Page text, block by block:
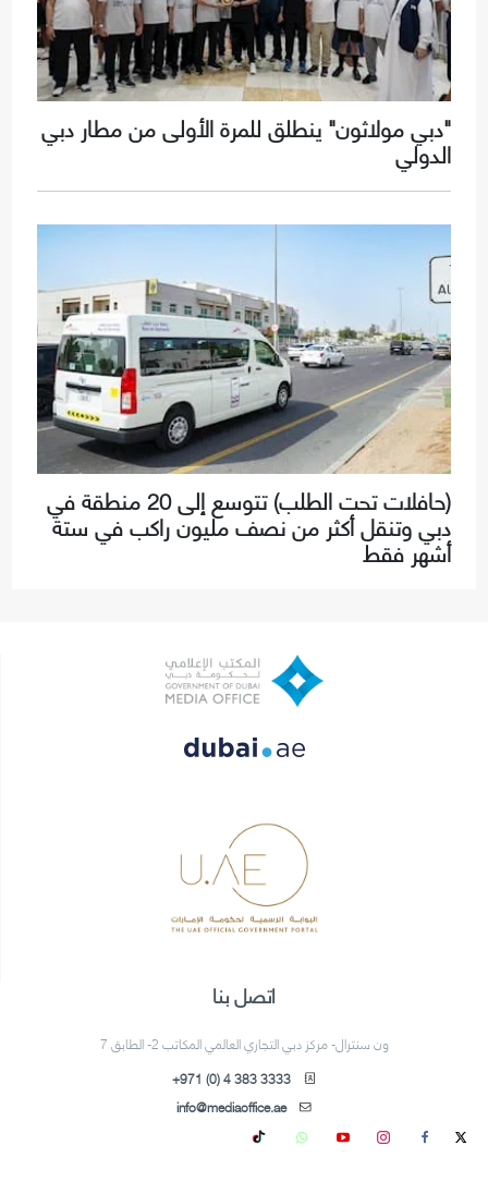
"دبي مولاثون" ينطلق للمرة الأولى من مطار دبي
الدولي
(حافلات تحت الطلب) تتوسع إلى 20 منطقة في
دبي وتنقل أكثر من نصف مليون راكب في ستة
أشهر فقط
اتصل بنا
ون سنترال- مركز دبي التجاري العالمي المكاتب 2- الطابق 7
+971 (0) 4 383 3333
info@mediaoffice.ae